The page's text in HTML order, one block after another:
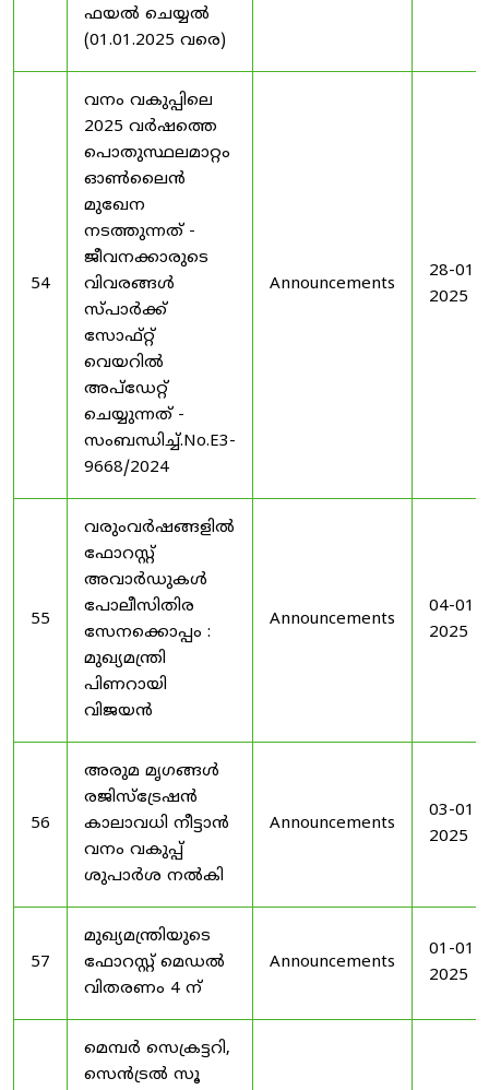
ഫയൽ ചെയ്യൽ
(01.01.2025 വരെ)
54
വനം വകുപ്പിലെ
2025 വർഷത്തെ
പൊതുസ്ഥലമാറ്റം
ഓൺലൈൻ
മുഖേന
നടത്തുന്നത് -
ജീവനക്കാരുടെ
വിവരങ്ങൾ
സ്പാർക്ക്
സോഫ്റ്റ്
വെയറിൽ
അപ്ഡേറ്റ്
ചെയ്യുന്നത് -
സംബന്ധിച്ച്.No.E3-
9668/2024
Announcements
28-01-
2025
55
വരുംവർഷങ്ങളിൽ
ഫോറസ്റ്റ്
അവാർഡുകൾ
പോലീസിതിര
സേനക്കൊപ്പം :
മുഖ്യമന്ത്രി
പിണറായി
വിജയൻ
Announcements
04-01-
2025
56
അരുമ മൃഗങ്ങൾ
രജിസ്‌ട്രേഷൻ
കാലാവധി നീട്ടാൻ
വനം വകുപ്പ്
ശുപാർശ നൽകി
Announcements
03-01-
2025
57
മുഖ്യമന്ത്രിയുടെ
ഫോറസ്റ്റ് മെഡൽ
വിതരണം 4 ന്
Announcements
01-01-
2025
മെമ്പർ സെക്രട്ടറി,
സെൻട്രൽ സൂ